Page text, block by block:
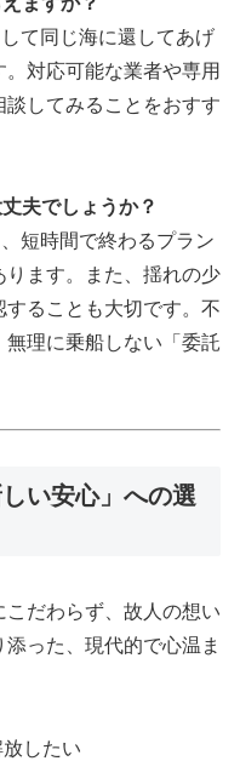
て同じ海に還してあげ
対応可能な業者や専用
してみることをおすす
夫でしょうか？
短時間で終わるプラン
ります。また、揺れの少
ることも大切です。不
理に乗船しない「委託
い安心」への選
だわらず、故人の想い
った、現代的で心温ま
放したい